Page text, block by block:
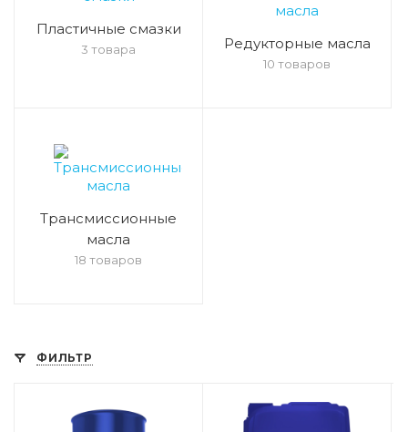
Пластичные смазки
3 товара Редукторные масла
10 товаров
Трансмиссионные
масла
18 товаров
ФИЛЬТР